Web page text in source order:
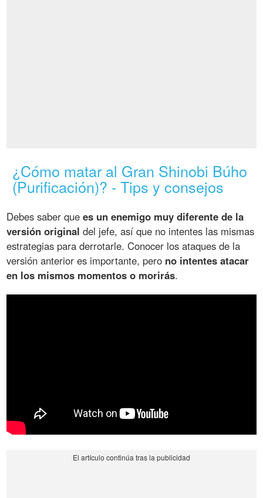
¿Cómo matar al Gran Shinobi Búho
(Purificación)? - Tips y consejos
Debes saber quees un enemigo muy diferente de la
versión original del jefe, así que no intentes las mismas
estrategias para derrotarle. Conocer los ataques de la
versión anterior es importante, pero no intentes atacar
en los mismos momentos o morirás.